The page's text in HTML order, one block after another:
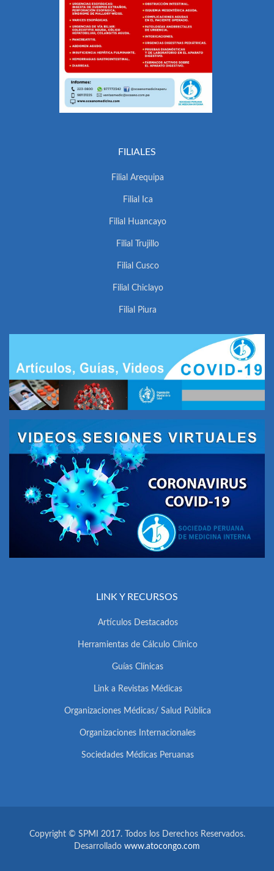
FILIALES
Filial Arequipa
Filial Ica
Filial Huancayo
Filial Trujillo
Filial Cusco
Filial Chiclayo
Filial Piura
LINK Y RECURSOS
Artículos Destacados
Herramientas de Cálculo Clínico
Guías Clínicas
Link a Revistas Médicas
Organizaciones Médicas/ Salud Pública
Organizaciones Internacionales
Sociedades Médicas Peruanas
Copyright © SPMI 2017. Todos los Derechos Reservados.
Desarrollado www.atocongo.com